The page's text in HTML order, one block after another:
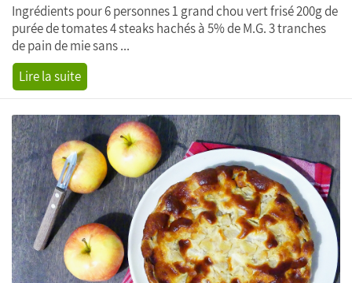
Ingrédients pour 6 personnes 1 grand chou vert frisé 200g de
purée de tomates 4 steaks hachés à 5% de M.G. 3 tranches
de pain de mie sans ...
Lire la suite